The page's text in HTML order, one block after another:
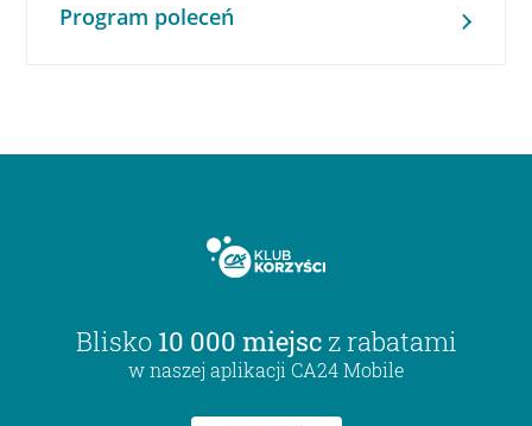
Program poleceń
Blisko 10 000 miejsc z rabatami
w naszej aplikacji CA24 Mobile